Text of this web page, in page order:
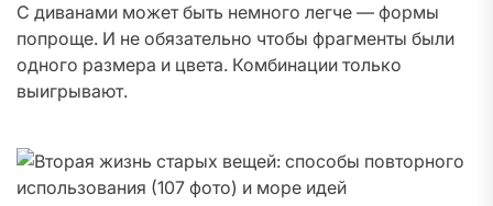
С диванами может быть немного легче — формы
попроще. И не обязательно чтобы фрагменты были
одного размера и цвета. Комбинации только
выигрывают.